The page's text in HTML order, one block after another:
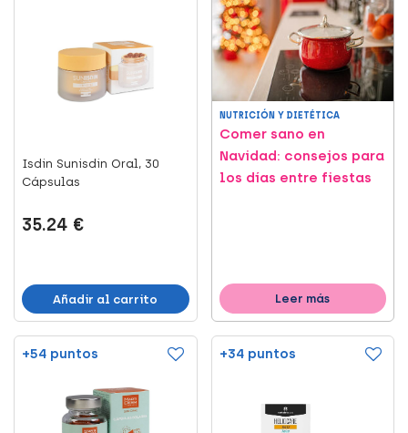
Isdin Sunisdin Oral, 30
Cápsulas
35.24 €
Añadir al carrito
NUTRICIÓN Y DIETÉTICA
Comer sano en
Navidad: consejos para
los días entre fiestas
Leer más
+54 puntos +34 puntos